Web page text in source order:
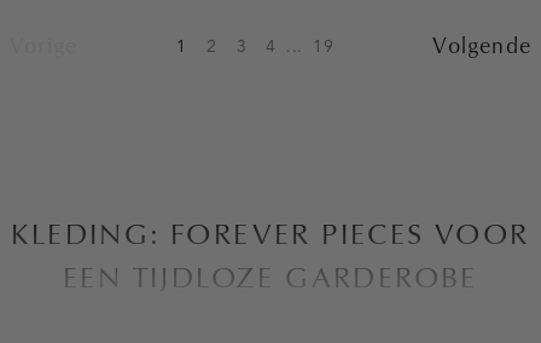
1 2 3 4 ... 19 Volgende
KLEDING: FOREVER PIECES VOOR
EEN TIJDLOZE GARDEROBE